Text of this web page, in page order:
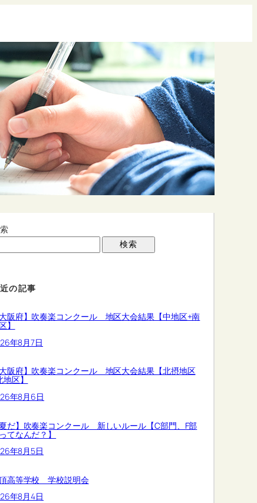
検索
の記事
大阪府】吹奏楽コンクール 地区大会結果【中地区+南
】
年8月7日
大阪府】吹奏楽コンクール 地区大会結果【北摂地区
地区】
年8月6日
夏だ】吹奏楽コンクール 新しいルール【C部門、F部
てなんだ？】
年8月5日
高等学校 学校説明会
年8月4日